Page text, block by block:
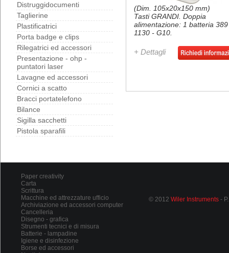
Distruggidocumenti
Taglierine
Plastificatrici
Porta badge e clips
Rilegatrici ed accessori
Presentazione - ohp -
puntatori laser
Lavagne ed accessori
Cornici a scatto
Bracci portatelefono
Bilance
Sigilla sacchetti
Pistola sparafili
(Dim. 105x20x150 mm)
Tasti GRANDI. Doppia
alimentazione: 1 batteria
1130 - G10.
+ Dettagli
Paper creativity
Carta
Scrittura
Macchine ed attrezzature ufficio
Archiviazione ed accessori computer
Cancelleria
Disegno - grafica
Strumenti tecnici e di misura
Batterie - lampadine
Igiene e disinfezione
Borse ed accessori
© 2012 Wiler Instruments -